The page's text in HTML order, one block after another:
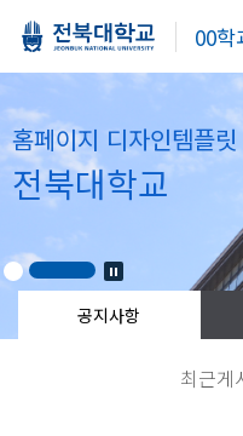
00학
홈페이지 디자인템플릿
전북대학교
최근게